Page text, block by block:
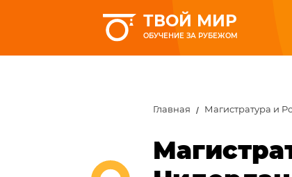
ТВОЙ МИР
ОБУЧЕНИЕ ЗА РУБЕЖОМ
Главная Магистратура и